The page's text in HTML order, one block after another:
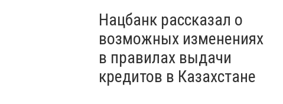
Нацбанк рассказал о
возможных изменениях
в правилах выдачи
кредитов в Казахстане